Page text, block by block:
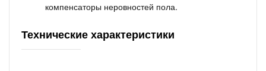
компенсаторы неровностей пола.
Технические характеристики